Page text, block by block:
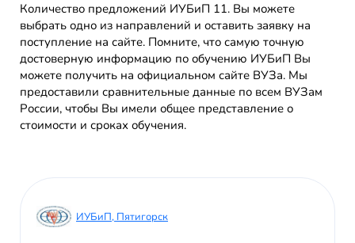
Количество предложений ИУБиП 11. Вы можете
выбрать одно из направлений и оставить заявку на
поступление на сайте. Помните, что самую точную
достоверную информацию по обучению ИУБиП Вы
можете получить на официальном сайте ВУЗа. Мы
предоставили сравнительные данные по всем ВУЗам
России, чтобы Вы имели общее представление о
стоимости и сроках обучения.
ИУБиП, Пятигорск